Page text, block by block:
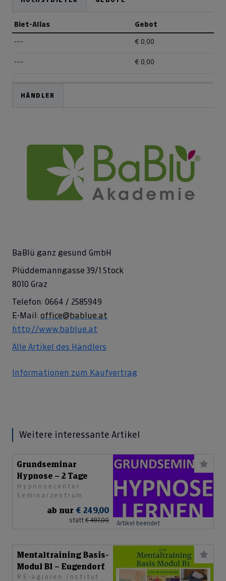
Biet-Alias Gebot
--- € 0,00
--- € 0,00
HÄNDLER
BaBlü ganz gesund GmbH
Plüddemanngasse 39/1.Stock
8010 Graz
Telefon: 0664 / 2585949
E-Mail: office@bablue.at
http://www.bablue.at
Alle Artikel des Händlers
Informationen zum Kaufvertrag
Weitere interessante Artikel
Grundseminar
Hypnose – 2 Tage
Hypnosecenter
Seminarzentrum
ab nur € 249,00
statt € 497,00 Artikel beendet
Mentaltraining Basis-
Modul B1 – Eugendorf
RE-agieren Institut